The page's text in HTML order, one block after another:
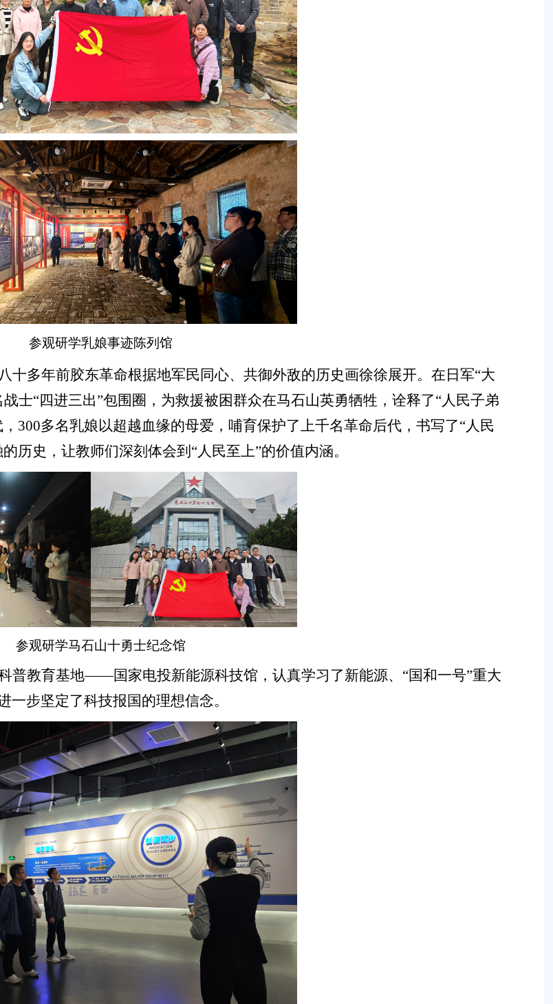
参观研学乳娘事迹陈列馆
十多年前胶东革命根据地军民同心、共御外敌的历史画徐徐展开。在日军“大
战士“四进三出”包围圈，为救援被困群众在马石山英勇牺牲，诠释了“人民子弟
300多名乳娘以超越血缘的母爱，哺育保护了上千名革命后代，书写了“人民
历史，让教师们深刻体会到“人民至上”的价值内涵。
参观研学马石山十勇士纪念馆
普教育基地——国家电投新能源科技馆，认真学习了新能源、“国和一号”重大
步坚定了科技报国的理想信念。